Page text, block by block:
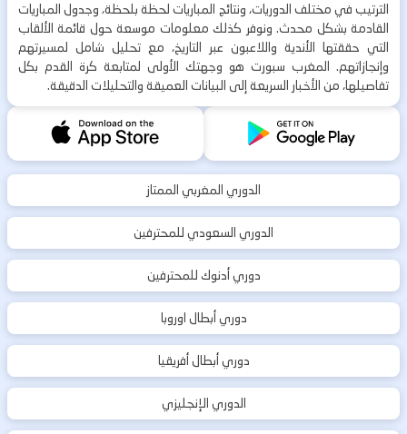
الترتيب في مختلف الدوريات، ونتائج المباريات لحظة بلحظة، وجدول المباريات
القادمة بشكل محدث. ونوفر كذلك معلومات موسعة حول قائمة الألقاب
التي حققتها الأندية واللاعبون عبر التاريخ، مع تحليل شامل لمسيرتهم
وإنجازاتهم. المغرب سبورت هو وجهتك الأولى لمتابعة كرة القدم بكل
تفاصيلها، من الأخبار السريعة إلى البيانات العميقة والتحليلات الدقيقة.
الدوري المغربي الممتاز
الدوري السعودي للمحترفين
دوري أدنوك للمحترفين
دوري أبطال اوروبا
دوري أبطال أفريقيا
الدوري الإنجليزي